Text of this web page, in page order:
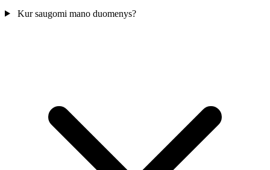
Kur saugomi mano duomenys?